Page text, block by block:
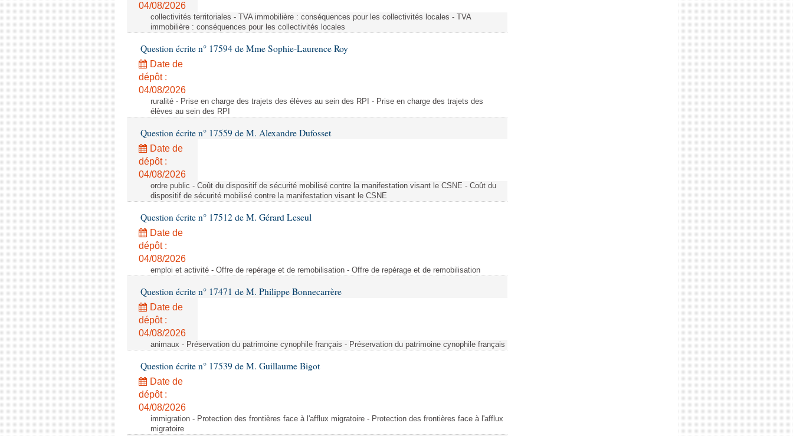
04/08/2026
collectivités territoriales - TVA immobilière : conséquences pour les collectivités locales - TVA
immobilière : conséquences pour les collectivités locales
Question écrite n° 17594 de Mme Sophie-Laurence Roy
Date de
dépôt :
04/08/2026
ruralité - Prise en charge des trajets des élèves au sein des RPI - Prise en charge des trajets des
élèves au sein des RPI
Question écrite n° 17559 de M. Alexandre Dufosset
Date de
dépôt :
04/08/2026
ordre public - Coût du dispositif de sécurité mobilisé contre la manifestation visant le CSNE - Coût du
dispositif de sécurité mobilisé contre la manifestation visant le CSNE
Question écrite n° 17512 de M. Gérard Leseul
Date de
dépôt :
04/08/2026
emploi et activité - Offre de repérage et de remobilisation - Offre de repérage et de remobilisation
Question écrite n° 17471 de M. Philippe Bonnecarrère
Date de
dépôt :
04/08/2026
animaux - Préservation du patrimoine cynophile français - Préservation du patrimoine cynophile français
Question écrite n° 17539 de M. Guillaume Bigot
Date de
dépôt :
04/08/2026
immigration - Protection des frontières face à l'afflux migratoire - Protection des frontières face à l'afflux
migratoire